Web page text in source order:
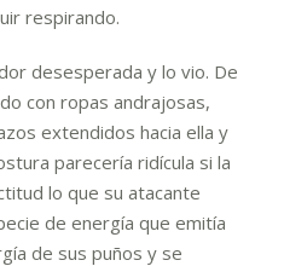
respirando.
y lo vio. De
con ropas andrajosas,
extendidos hacia ella y
parecería ridícula si la
lo que su atacante
de energía que emitía
de sus puños y se